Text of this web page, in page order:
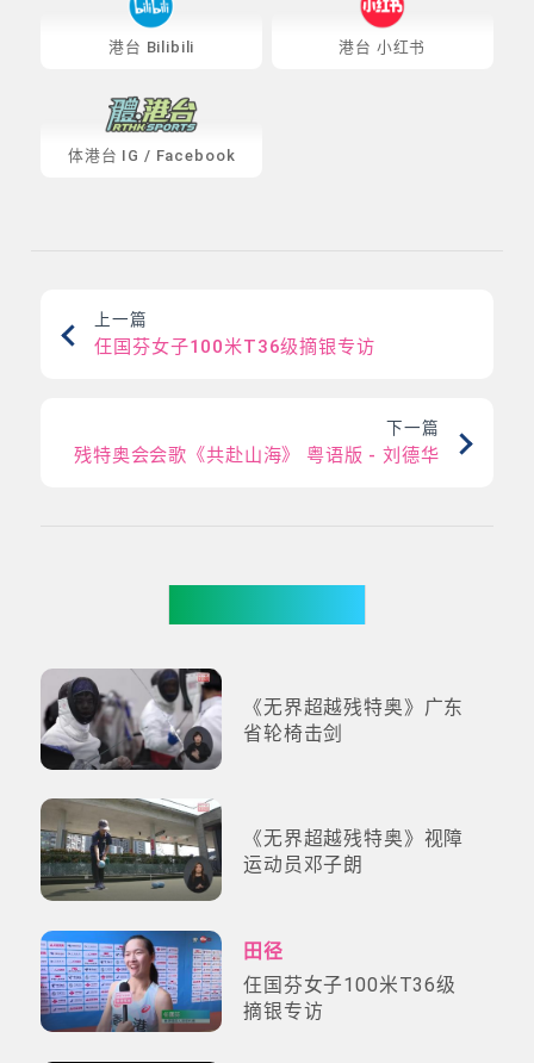
港台 Bilibili 港台 小红书
体港台 IG / Facebook
上一篇
仼国芬女子100米T36级摘银专访
下一篇
残特奥会会歌《共赴山海》 粤语版 - 刘德华
《无界超越残特奥》广东
省轮椅击剑
《无界超越残特奥》视障
运动员邓子朗
田径
仼国芬女子100米T36级
摘银专访